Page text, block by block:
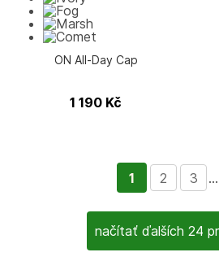
ON All-Day Cap
1 190 Kč
1 2 3 ...
načítať ďalších 24